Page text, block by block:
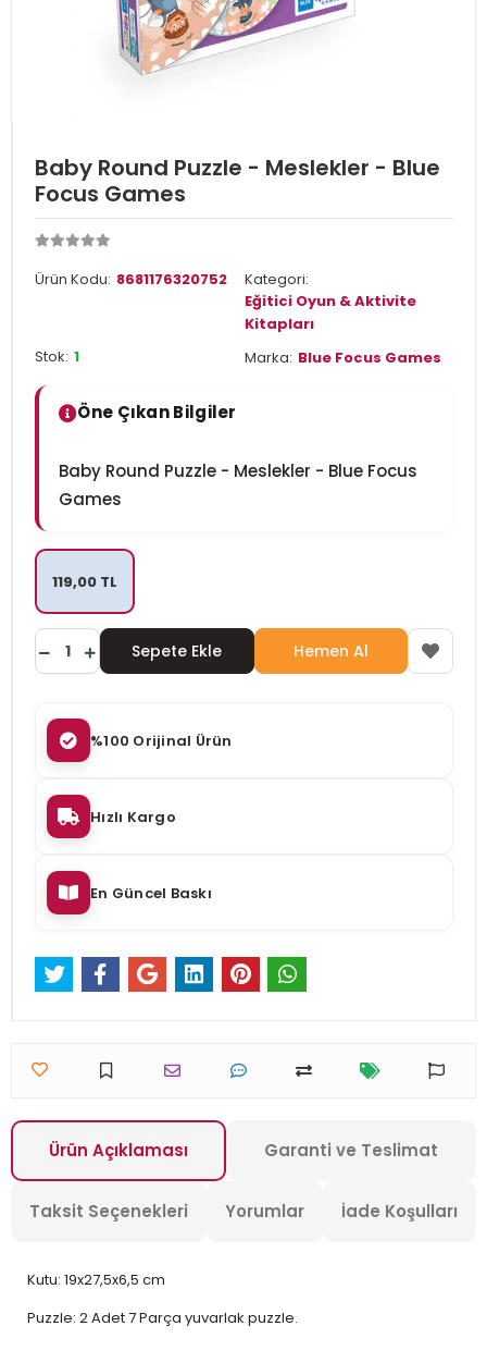
Baby Round Puzzle - Meslekler - Blue
Focus Games
Ürün Kodu: 8681176320752
Kategori:
Eğitici Oyun & Aktivite
Kitapları
Stok: 1 Marka: Blue Focus Games
Öne Çıkan Bilgiler
Baby Round Puzzle - Meslekler - Blue Focus
Games
119,00 TL
Sepete Ekle Hemen Al
%100 Orijinal Ürün
Hızlı Kargo
En Güncel Baskı
Ürün Açıklaması Garanti ve Teslimat
Taksit Seçenekleri Yorumlar İade Koşulları
Kutu: 19x27,5x6,5 cm
Puzzle: 2 Adet 7 Parça yuvarlak puzzle.